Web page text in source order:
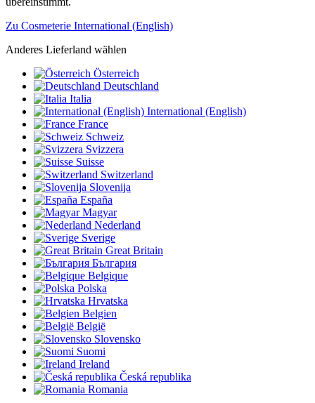
Zu Cosmeterie International (English)
Anderes Lieferland wählen
Österreich
Deutschland
Italia
International (English)
France
Schweiz
Svizzera
Suisse
Switzerland
Slovenija
España
Magyar
Nederland
Sverige
Great Britain
България
Belgique
Polska
Hrvatska
Belgien
België
Slovensko
Suomi
Ireland
Česká republika
Romania